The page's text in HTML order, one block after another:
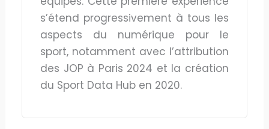
s’étend progressivement à tous les
aspects du numérique pour le
sport, notamment avec l’attribution
des JOP à Paris 2024 et la création
du Sport Data Hub en 2020.